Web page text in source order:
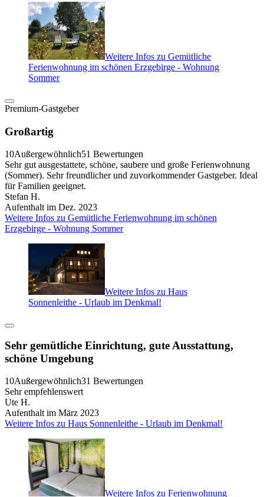
Weitere Infos zu Gemütliche
Ferienwohnung im schönen Erzgebirge - Wohnung
Sommer
Premium-Gastgeber
Großartig
10Außergewöhnlich51 Bewertungen
Sehr gut ausgestattete, schöne, saubere und große Ferienwohnung
(Sommer). Sehr freundlicher und zuvorkommender Gastgeber. Ideal
für Familien geeignet.
Stefan H.
Aufenthalt im Dez. 2023
Weitere Infos zu Gemütliche Ferienwohnung im schönen
Erzgebirge - Wohnung Sommer
Weitere Infos zu Haus
Sonnenleithe - Urlaub im Denkmal!
Sehr gemütliche Einrichtung, gute Ausstattung,
schöne Umgebung
10Außergewöhnlich31 Bewertungen
Sehr empfehlenswert
Ute H.
Aufenthalt im März 2023
Weitere Infos zu Haus Sonnenleithe - Urlaub im Denkmal!
Weitere Infos zu Ferienwohnung